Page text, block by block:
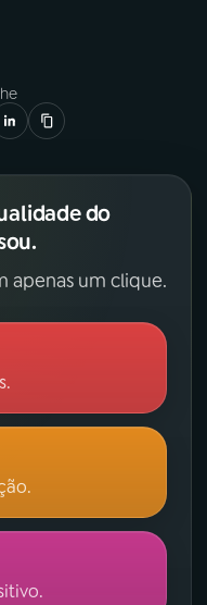
do
apenas um clique.